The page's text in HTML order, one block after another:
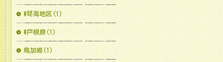
#琴海地区(1)
#戸根原(1)
鳥加郷(1)